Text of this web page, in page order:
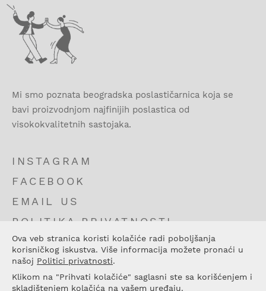
Ova veb stranica koristi kolačiće radi poboljšanja
korisničkog iskustva. Više informacija možete pronaći u
našoj Politici privatnosti.
Klikom na "Prihvati kolačiće" saglasni ste sa korišćenjem i
skladištenjem kolačića na vašem uređaju.
Mi smo poznata beogradska poslastičarnica koja se
bavi proizvodnjom najfinijih poslastica od
visokokvalitetnih sastojaka.
INSTAGRAM
FACEBOOK
EMAIL US
POLITIKA PRIVATNOSTI
USLOVI KORIŠĆENJA
KONTAKT